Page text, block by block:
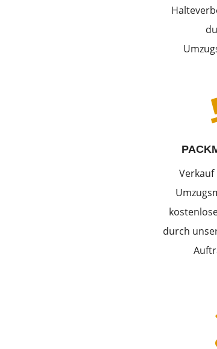
Verkauf
durch